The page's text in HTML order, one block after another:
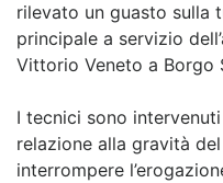
rilevato un guasto sulla
principale a servizio
Vittorio Veneto a Borgo
I tecnici sono
relazione alla gravità
interrompere